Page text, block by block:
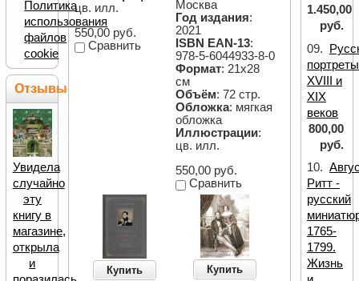
цв. илл.
550,00 руб.
Сравнить
Москва
Год издания:
2021
ISBN EAN-13:
978-5-6044933-8-0
Формат: 21х28
см
Объём: 72 стр.
Обложка: мягкая
обложка
Иллюстрации:
цв. илл.
550,00 руб.
Сравнить
Купить Купить
Политика
использования
файлов
cookie
Отзывы
Увидела
случайно
эту
книгу в
магазине,
открыла
и
1.450,00
руб.
09.
портреты
XVIII и
XIX
веков
800,00
руб.
10.
Ритт -
русский
1765-
1799.
Жизнь